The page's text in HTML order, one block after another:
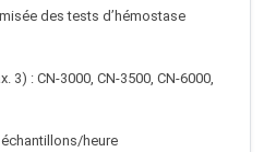
des tests d’hémostase
3) : CN-3000, CN-3500, CN-6000,
échantillons/heure